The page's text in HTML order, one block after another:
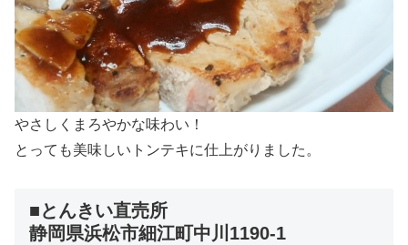
やさしくまろやかな味わい！
とっても美味しいトンテキに仕上がりました。
■とんきい直売所
静岡県浜松市細江町中川1190-1